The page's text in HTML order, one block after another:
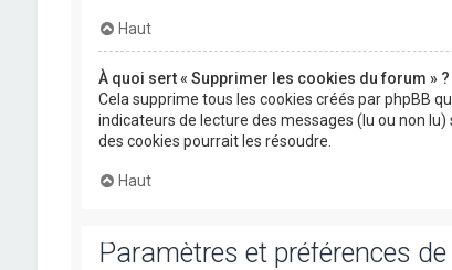
Haut
À quoi sert « Supprimer les cookies du forum » ?
Cela supprime tous les cookies créés par phpBB
indicateurs de lecture des messages (lu ou non
des cookies pourrait les résoudre.
Haut
Paramètres et préférences de